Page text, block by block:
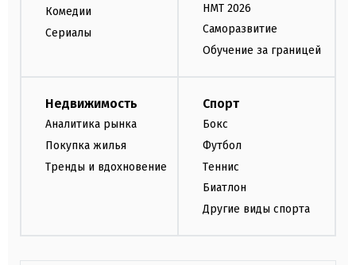
Комедии
Сериалы
НМТ 2026
Саморазвитие
Обучение за границей
Недвижимость
Аналитика рынка
Покупка жилья
Тренды и вдохновение
Спорт
Бокс
Футбол
Теннис
Биатлон
Другие виды спорта